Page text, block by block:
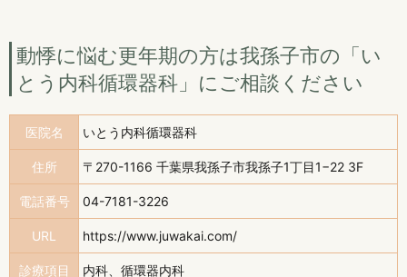
動悸に悩む更年期の方は我孫子市の「い
とう内科循環器科」にご相談ください
医院名 いとう内科循環器科
住所 〒270-1166 千葉県我孫子市我孫子1丁目1−22 3F
電話番号 04-7181-3226
URL https://www.juwakai.com/
診療項目 内科、循環器内科